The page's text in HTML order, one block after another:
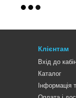
Клієнтам
Вхід до
Каталог
Інформація